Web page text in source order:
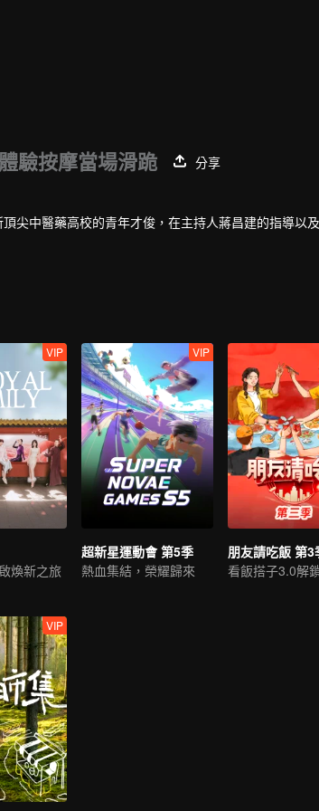
驗按摩當場滑跪
分享
尖中醫藥高校的青年才俊，在主持人蔣昌建的指導以
VIP
煥新之旅
VIP
超新星運動會 第5季
熱血集結，榮耀歸來
朋友請吃飯 第3
VIP